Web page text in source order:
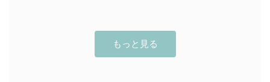
もっと見る